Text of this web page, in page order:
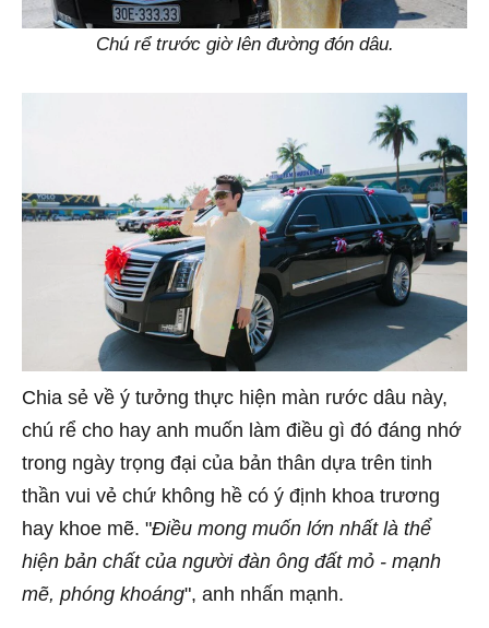
Chú rể trước giờ lên đường đón dâu.
Chia sẻ về ý tưởng thực hiện màn rước dâu này,
chú rể cho hay anh muốn làm điều gì đó đáng nhớ
trong ngày trọng đại của bản thân dựa trên tinh
thần vui vẻ chứ không hề có ý định khoa trương
hay khoe mẽ. "Điều mong muốn lớn nhất là thể
hiện bản chất của người đàn ông đất mỏ - mạnh
mẽ, phóng khoáng", anh nhấn mạnh.